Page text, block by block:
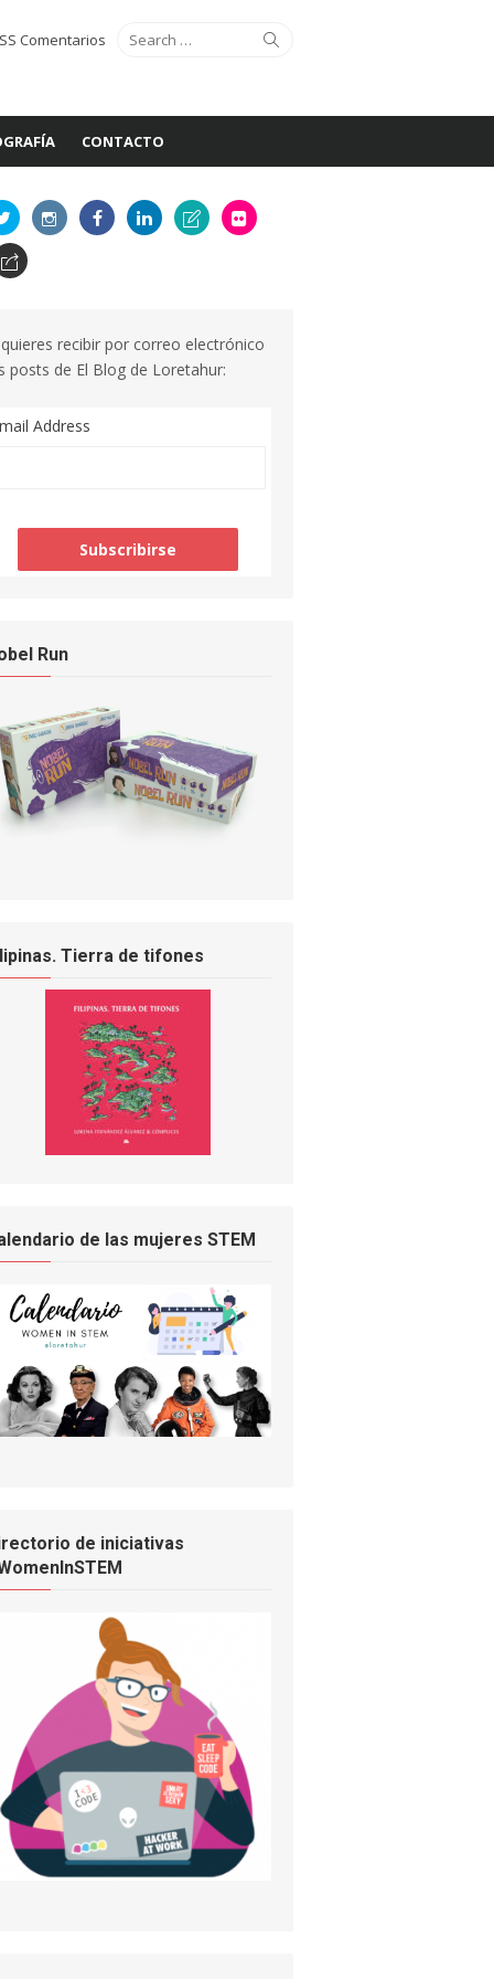
Search
for:
Comentarios
CONTACTO
recibir por correo electrónico
posts de El Blog de Loretahur:
Address
Run
Tierra de tifones
de las mujeres STEM
de iniciativas